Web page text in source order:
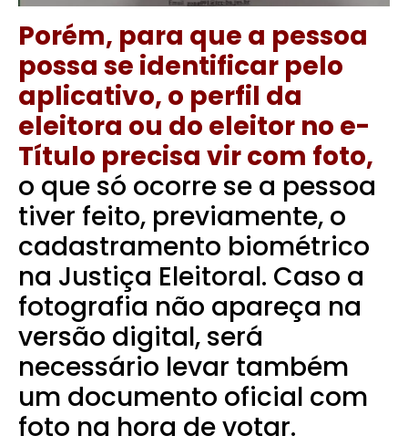
Porém, para que a pessoa
possa se identificar pelo
aplicativo, o perfil da
eleitora ou do eleitor no e-
Título precisa vir com foto,
o que só ocorre se a pessoa
tiver feito, previamente, o
cadastramento biométrico
na Justiça Eleitoral. Caso a
fotografia não apareça na
versão digital, será
necessário levar também
um documento oficial com
foto na hora de votar.